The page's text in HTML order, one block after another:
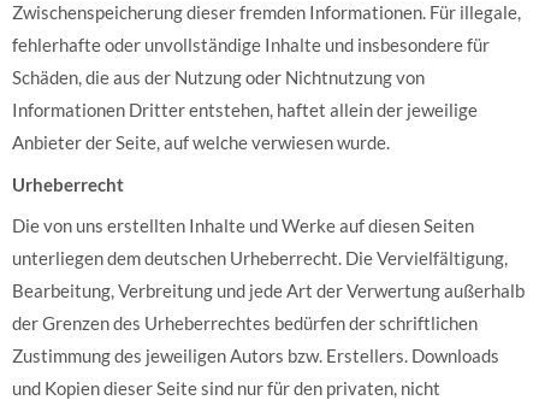
Zwischenspeicherung dieser fremden Informationen. Für illegale,
fehlerhafte oder unvollständige Inhalte und insbesondere für
Schäden, die aus der Nutzung oder Nichtnutzung von
Informationen Dritter entstehen, haftet allein der jeweilige
Anbieter der Seite, auf welche verwiesen wurde.
Urheberrecht
Die von uns erstellten Inhalte und Werke auf diesen Seiten
unterliegen dem deutschen Urheberrecht. Die Vervielfältigung,
Bearbeitung, Verbreitung und jede Art der Verwertung außerhalb
der Grenzen des Urheberrechtes bedürfen der schriftlichen
Zustimmung des jeweiligen Autors bzw. Erstellers. Downloads
und Kopien dieser Seite sind nur für den privaten, nicht